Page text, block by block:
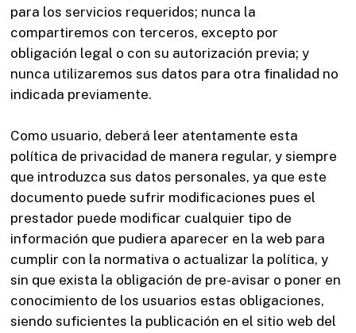
para los servicios requeridos; nunca la
compartiremos con terceros, excepto por
obligación legal o con su autorización previa; y
nunca utilizaremos sus datos para otra finalidad no
indicada previamente.
Como usuario, deberá leer atentamente esta
política de privacidad de manera regular, y siempre
que introduzca sus datos personales, ya que este
documento puede sufrir modificaciones pues el
prestador puede modificar cualquier tipo de
información que pudiera aparecer en la web para
cumplir con la normativa o actualizar la política, y
sin que exista la obligación de pre-avisar o poner en
conocimiento de los usuarios estas obligaciones,
siendo suficientes la publicación en el sitio web del